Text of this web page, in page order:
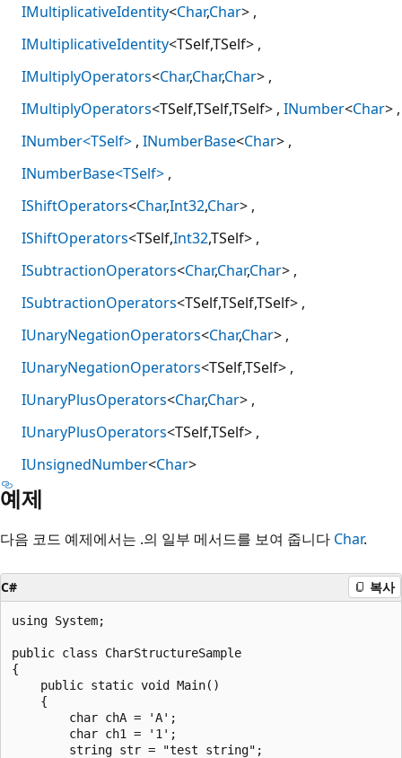
IMultiplicativeIdentity<Char,Char>
IMultiplicativeIdentity<TSelf,TSelf>
IMultiplyOperators<Char,Char,Char>
IMultiplyOperators<TSelf,TSelf,TSelf> INumber<Char>
INumber<TSelf> INumberBase<Char>
INumberBase<TSelf>
IShiftOperators<Char,Int32,Char>
IShiftOperators<TSelf,Int32,TSelf>
ISubtractionOperators<Char,Char,Char>
ISubtractionOperators<TSelf,TSelf,TSelf>
IUnaryNegationOperators<Char,Char>
IUnaryNegationOperators<TSelf,TSelf>
IUnaryPlusOperators<Char,Char>
IUnaryPlusOperators<TSelf,TSelf>
IUnsignedNumber<Char>
예제
다음 코드 예제에서는 .의 일부 메서드를 보여 줍니다 Char.
C# 복사
using System;
public class CharStructureSample
{
    public static void Main()
    {
        char chA = 'A';
        char ch1 = '1';
        string str = "test string";